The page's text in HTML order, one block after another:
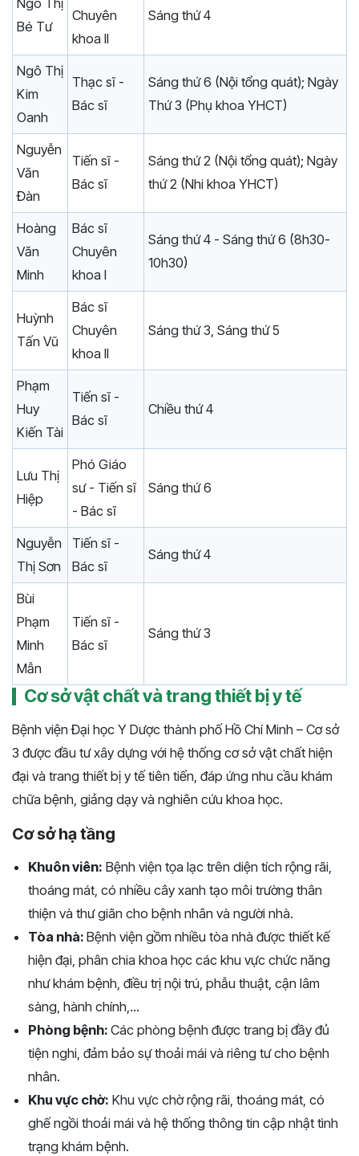
Ngô Thị
Bé Tư
Chuyên
khoa II
Sáng thứ 4
Ngô Thị
Kim
Oanh
Thạc sĩ -
Bác sĩ
Sáng thứ 6 (Nội tổng quát); Ngày
Thứ 3 (Phụ khoa YHCT)
Nguyễn
Văn
Đàn
Tiến sĩ -
Bác sĩ
Sáng thứ 2 (Nội tổng quát); Ngày
thứ 2 (Nhi khoa YHCT)
Hoàng
Văn
Minh
Bác sĩ
Chuyên
khoa I
Sáng thứ 4 - Sáng thứ 6 (8h30-
10h30)
Huỳnh
Tấn Vũ
Bác sĩ
Chuyên
khoa II
Sáng thứ 3, Sáng thứ 5
Phạm
Huy
Kiến Tài
Tiến sĩ -
Bác sĩ
Chiều thứ 4
Lưu Thị
Hiệp
Phó Giáo
sư - Tiến sĩ
- Bác sĩ
Sáng thứ 6
Nguyễn
Thị Sơn
Tiến sĩ -
Bác sĩ
Sáng thứ 4
Bùi
Phạm
Minh
Mẫn
Tiến sĩ -
Bác sĩ
Sáng thứ 3
Cơ sở vật chất và trang thiết bị y tế
Bệnh viện Đại học Y Dược thành phố Hồ Chí Minh – Cơ sở
3 được đầu tư xây dựng với hệ thống cơ sở vật chất hiện
đại và trang thiết bị y tế tiên tiến, đáp ứng nhu cầu khám
chữa bệnh, giảng dạy và nghiên cứu khoa học.
Cơ sở hạ tầng
Khuôn viên: Bệnh viện tọa lạc trên diện tích rộng rãi,
thoáng mát, có nhiều cây xanh tạo môi trường thân
thiện và thư giãn cho bệnh nhân và người nhà.
Tòa nhà: Bệnh viện gồm nhiều tòa nhà được thiết kế
hiện đại, phân chia khoa học các khu vực chức năng
như khám bệnh, điều trị nội trú, phẫu thuật, cận lâm
sàng, hành chính,...
Phòng bệnh: Các phòng bệnh được trang bị đầy đủ
tiện nghi, đảm bảo sự thoải mái và riêng tư cho bệnh
nhân.
Khu vực chờ: Khu vực chờ rộng rãi, thoáng mát, có
ghế ngồi thoải mái và hệ thống thông tin cập nhật tình
trạng khám bệnh.